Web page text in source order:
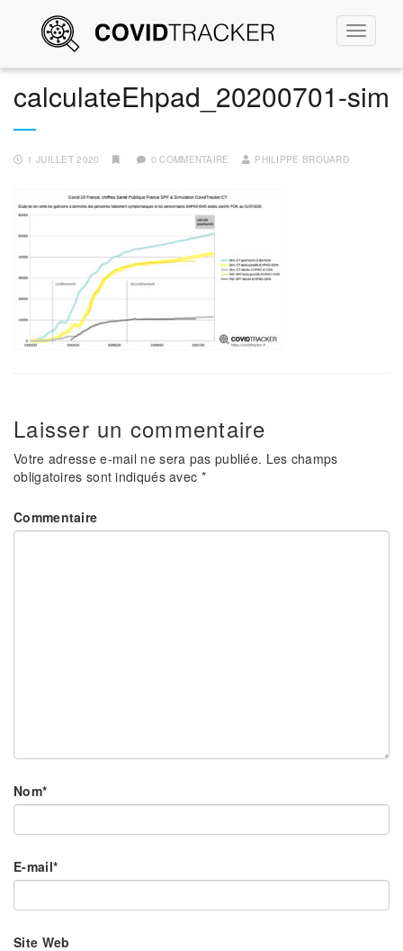
la
calculateEhpad_20200701-sim
1 JUILLET 2020 0 COMMENTAIRE PHILIPPE BROUARD
Laisser un commentaire
Votre adresse e-mail ne sera pas publiée. Les champs
obligatoires sont indiqués avec *
Commentaire
Nom*
E-mail*
Site Web